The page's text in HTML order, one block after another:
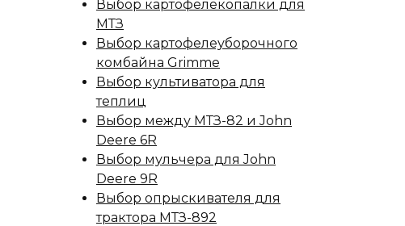
Выбор картофелекопалки для
МТЗ
Выбор картофелеуборочного
комбайна Grimme
Выбор культиватора для
теплиц
Выбор между МТЗ-82 и John
Deere 6R
Выбор мульчера для John
Deere 9R
Выбор опрыскивателя для
трактора МТЗ-892